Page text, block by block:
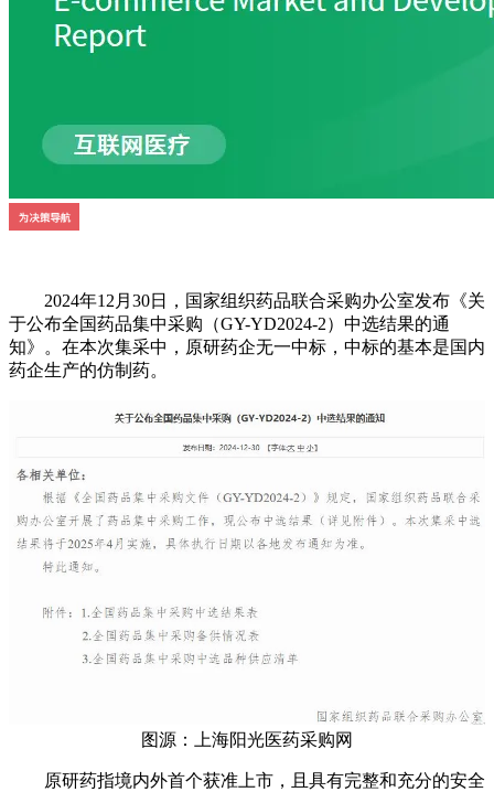
2024年12月30日，国家组织药品联合采购办公室发布《关
于公布全国药品集中采购（GY-YD2024-2）中选结果的通
知》。在本次集采中，原研药企无一中标，中标的基本是国内
药企生产的仿制药。
图源：上海阳光医药采购网
原研药指境内外首个获准上市，且具有完整和充分的安全